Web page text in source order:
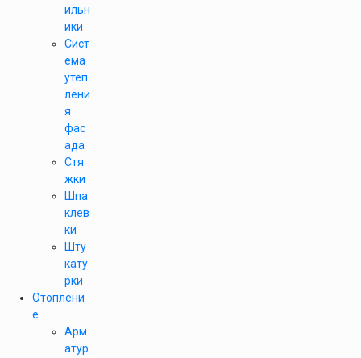
ильн
ики
Сист
ема
утеп
лени
я
фас
ада
Стя
жки
Шпа
клев
ки
Шту
кату
рки
Отоплени
е
Арм
атур